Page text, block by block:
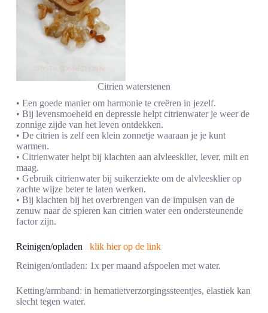
Citrien waterstenen
• Een goede manier om harmonie te creëren in jezelf.
• Bij levensmoeheid en depressie helpt citrienwater je weer de
zonnige zijde van het leven ontdekken.
• De citrien is zelf een klein zonnetje waaraan je je kunt
warmen.
• Citrienwater helpt bij klachten aan alvleesklier, lever, milt en
maag.
• Gebruik citrienwater bij suikerziekte om de alvleesklier op
zachte wijze beter te laten werken.
• Bij klachten bij het overbrengen van de impulsen van de
zenuw naar de spieren kan citrien water een ondersteunende
factor zijn.
Reinigen/opladen klik hier op de link
Reinigen/ontladen: 1x per maand afspoelen met water.
Ketting/armband: in hematietverzorgingssteentjes, elastiek kan
slecht tegen water.